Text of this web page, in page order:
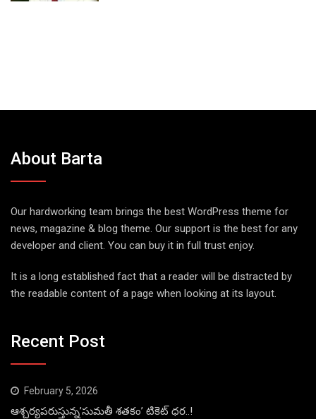
About Barta
Our hardworking team brings the best WordPress theme for
news, magazine & blog theme. Our support is the best for any
developer and client. You can buy it in full trust enjoy.
It is a long established fact that a reader will be distracted by
the readable content of a page when looking at its layout.
Recent Post
February 5, 2026
ఆశ్చర్యపరుస్తున్న’సుమతీ శతకం’ టికెట్ ధర..!